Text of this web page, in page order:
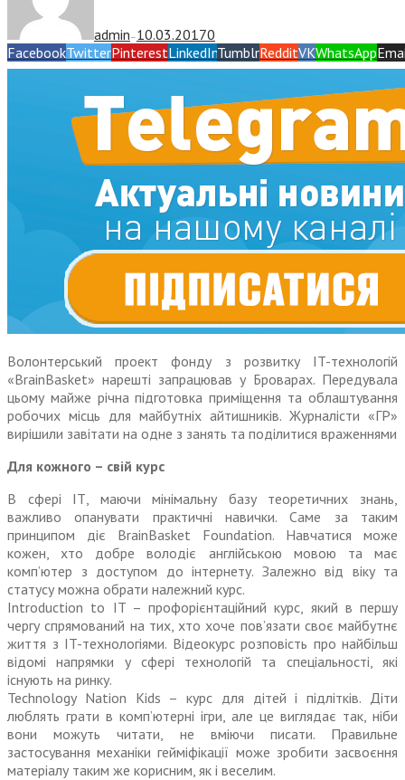
admin — 10.03.20170
FacebookTwitterPinterestLinkedInTumblrRedditVKWhatsApp
Волонтерський проект фонду з розвитку IT-технологій
«BrainBasket» нарешті запрацював у Броварах. Передувала
цьому майже річна підготовка приміщення та облаштування
робочих місць для майбутніх айтишників. Журналісти «ГР»
вирішили завітати на одне з занять та поділитися враженнями
Для кожного – свій курс
В сфері ІТ, маючи мінімальну базу теоретичних знань,
важливо опанувати практичні навички. Саме за таким
принципом діє BrainBasket Foundation. Навчатися може
кожен, хто добре володіє англійською мовою та має
комп’ютер з доступом до інтернету. Залежно від віку та
статусу можна обрати належний курс.
Introduction to IT – профорієнтаційний курс, який в першу
чергу спрямований на тих, хто хоче пов’язати своє майбутнє
життя з IT-технологіями. Відеокурс розповість про найбільш
відомі напрямки у сфері технологій та спеціальності, які
існують на ринку.
Technology Nation Kids – курс для дітей і підлітків. Діти
люблять грати в комп’ютерні ігри, але це виглядає так, ніби
вони можуть читати, не вміючи писати. Правильне
застосування механіки гейміфікації може зробити засвоєння
матеріалу таким же корисним, як і веселим.